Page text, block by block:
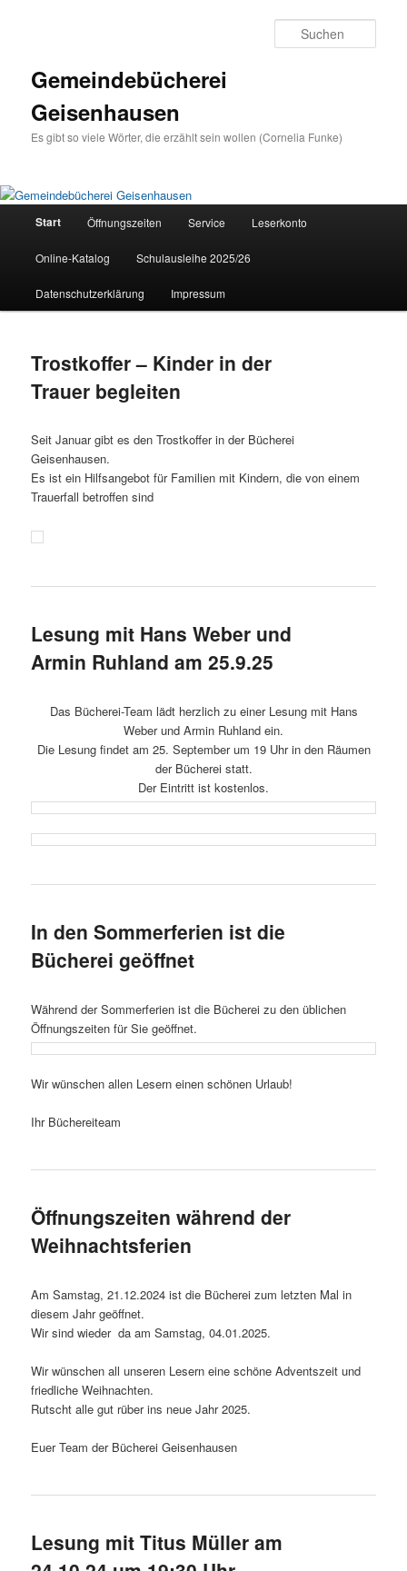
Gemeindebücherei
Geisenhausen
Es gibt so viele Wörter, die erzählt sein wollen (Cornelia Funke)
Hauptmenü
Start Öffnungszeiten Service Leserkonto
Online-Katalog Schulausleihe 2025/26
Datenschutzerklärung Impressum
Trostkoffer – Kinder in der
Trauer begleiten
Seit Januar gibt es den Trostkoffer in der Bücherei
Geisenhausen.
Es ist ein Hilfsangebot für Familien mit Kindern, die von einem
Trauerfall betroffen sind
Lesung mit Hans Weber und
Armin Ruhland am 25.9.25
Das Bücherei-Team lädt herzlich zu einer Lesung mit Hans
Weber und Armin Ruhland ein.
Die Lesung findet am 25. September um 19 Uhr in den Räumen
der Bücherei statt.
Der Eintritt ist kostenlos.
In den Sommerferien ist die
Bücherei geöffnet
Während der Sommerferien ist die Bücherei zu den üblichen
Öffnungszeiten für Sie geöffnet.
Wir wünschen allen Lesern einen schönen Urlaub!
Ihr Büchereiteam
Öffnungszeiten während der
Weihnachtsferien
Am Samstag, 21.12.2024 ist die Bücherei zum letzten Mal in
diesem Jahr geöffnet.
Wir sind wieder da am Samstag, 04.01.2025.
Wir wünschen all unseren Lesern eine schöne Adventszeit und
friedliche Weihnachten.
Rutscht alle gut rüber ins neue Jahr 2025.
Euer Team der Bücherei Geisenhausen
Lesung mit Titus Müller am